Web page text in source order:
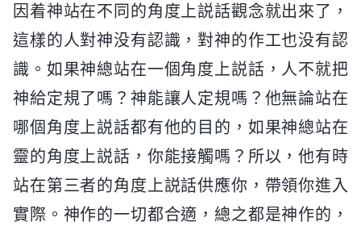
因着神站在不同的角度上説話觀念就出來了，
這樣的人對神没有認識，對神的作工也没有認
識。如果神總站在一個角度上説話，人不就把
神給定規了嗎？神能讓人定規嗎？他無論站在
哪個角度上説話都有他的目的，如果神總站在
靈的角度上説話，你能接觸嗎？所以，他有時
站在第三者的角度上説話供應你，帶領你進入
實際。神作的一切都合適，總之都是神作的，